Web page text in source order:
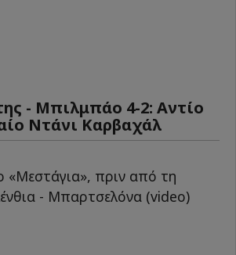
- Μπιλμπάο 4-2: Αντίο
Ντάνι Καρβαχάλ